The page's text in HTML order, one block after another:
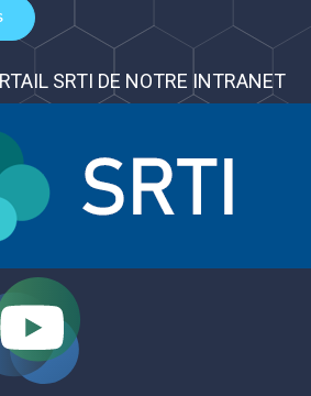
SRTI DE NOTRE INTRANET